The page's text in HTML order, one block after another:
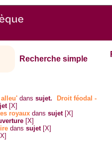
Recherche simple
danssujet.
Droit féodal -
[X]
royaux danssujet [X]
[X]
danssujet [X]